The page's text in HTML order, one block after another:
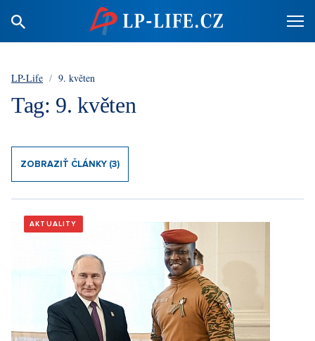
LP-Life / 9. květen
Tag: 9. květen
ZOBRAZIŤ ČLÁNKY (3)
AKTUALITY